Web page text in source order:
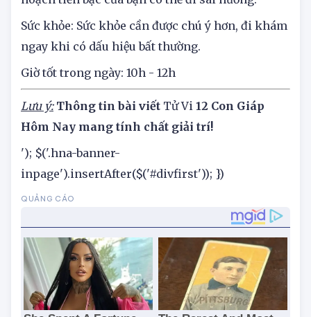
Tài lộc: Thổ - Thủy xung khắc nhắc nhở kế
hoạch tiền bạc của bạn có thể đi sai hướng.
Sức khỏe: Sức khỏe cần được chú ý hơn, đi khám
ngay khi có dấu hiệu bất thường.
Giờ tốt trong ngày: 10h - 12h
Lưu ý: Thông tin bài viếtTử Vi 12 Con Giáp
Hôm Nay mang tính chất giải trí!
'); $('.hna-banner-
inpage').insertAfter($('#divfirst')); })